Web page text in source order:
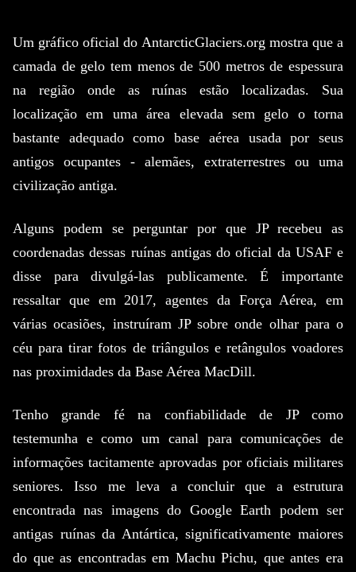
Um gráfico oficial do AntarcticGlaciers.org mostra que a
camada de gelo tem menos de 500 metros de espessura
na região onde as ruínas estão localizadas. Sua
localização em uma área elevada sem gelo o torna
bastante adequado como base aérea usada por seus
antigos ocupantes - alemães, extraterrestres ou uma
civilização antiga.
Alguns podem se perguntar por que JP recebeu as
coordenadas dessas ruínas antigas do oficial da USAF e
disse para divulgá-las publicamente.É importante
ressaltar que em 2017, agentes da Força Aérea, em
várias ocasiões, instruíram JP sobre onde olhar para o
céu para tirar fotos de triângulos e retângulos voadores
nas proximidades da Base Aérea MacDill.
Tenho grande fé na confiabilidade de JP como
testemunha e como um canal para comunicações de
informações tacitamente aprovadas por oficiais militares
seniores.Isso me leva a concluir que a estrutura
encontrada nas imagens do Google Earth podem ser
antigas ruínas da Antártica, significativamente maiores
do que as encontradas em Machu Pichu, que antes era